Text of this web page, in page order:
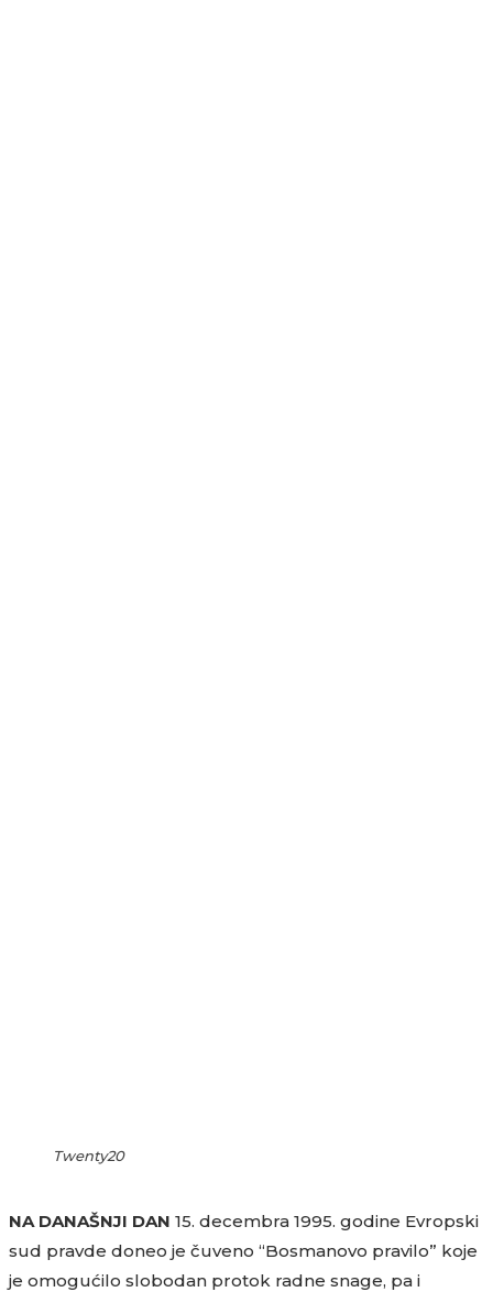
Twenty20
NA DANAŠNJI DAN 15. decembra 1995. godine Evropski
sud pravde doneo je čuveno “Bosmanovo pravilo” koje
je omogućilo slobodan protok radne snage, pa i